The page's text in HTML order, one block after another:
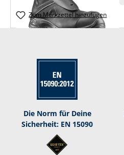
Zum Merkzettel hinzufügen
Die Norm für Deine
Sicherheit: EN 15090